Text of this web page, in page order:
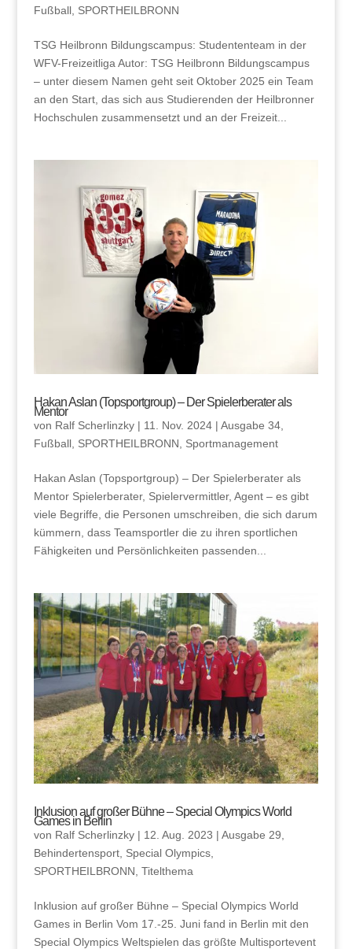
Fußball, SPORTHEILBRONN
TSG Heilbronn Bildungscampus: Studententeam in der
WFV-Freizeitliga Autor: TSG Heilbronn Bildungscampus
– unter diesem Namen geht seit Oktober 2025 ein Team
an den Start, das sich aus Studierenden der Heilbronner
Hochschulen zusammensetzt und an der Freizeit...
Hakan Aslan (Topsportgroup) – Der Spielerberater als
Mentor
von Ralf Scherlinzky| 11. Nov. 2024| Ausgabe 34,
Fußball, SPORTHEILBRONN, Sportmanagement
Hakan Aslan (Topsportgroup) – Der Spielerberater als
Mentor Spielerberater, Spielervermittler, Agent – es gibt
viele Begriffe, die Personen umschreiben, die sich darum
kümmern, dass Teamsportler die zu ihren sportlichen
Fähigkeiten und Persönlichkeiten passenden...
Inklusion auf großer Bühne – Special Olympics World
Games in Berlin
von Ralf Scherlinzky| 12. Aug. 2023 | Ausgabe 29
Behindertensport, Special Olympics,
SPORTHEILBRONN Titelthema
Inklusion auf großer Bühne – Special Olympics World
Games in Berlin Vom 17.-25. Juni fand in Berlin mit den
Special Olympics Weltspielen das größte Multisportevent